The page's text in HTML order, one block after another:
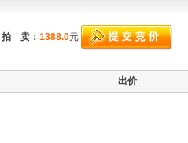
拍 卖： 1388.0元
出价